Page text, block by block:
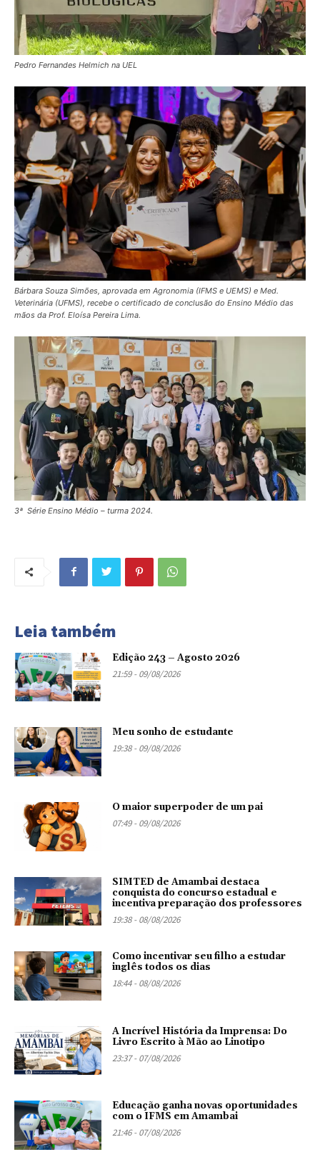
Pedro Fernandes Helmich na UEL
Bárbara Souza Simões, aprovada em Agronomia (IFMS e UEMS) e Med.
Veterinária (UFMS), recebe o certificado de conclusão do Ensino Médio das
mãos da Prof. Eloísa Pereira Lima.
3ª Série Ensino Médio – turma 2024.
Leia também
Edição 243 – Agosto 2026
21:59 - 09/08/2026
Meu sonho de estudante
19:38 - 09/08/2026
O maior superpoder de um pai
07:49 - 09/08/2026
SIMTED de Amambai destaca
conquista do concurso estadual e
incentiva preparação dos professores
19:38 - 08/08/2026
Como incentivar seu filho a estudar
inglês todos os dias
18:44 - 08/08/2026
A Incrível História da Imprensa: Do
Livro Escrito à Mão ao Linotipo
23:37 - 07/08/2026
Educação ganha novas oportunidades
com o IFMS em Amambai
21:46 - 07/08/2026